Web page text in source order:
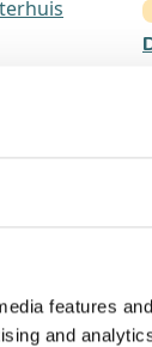
features
and
Raamsdonk
Bakkerij Van